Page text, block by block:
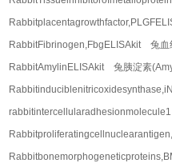
RabbitFibrinogen,FbgELISAkit 兔血
RabbitAmylinELISAkit 兔胰淀素